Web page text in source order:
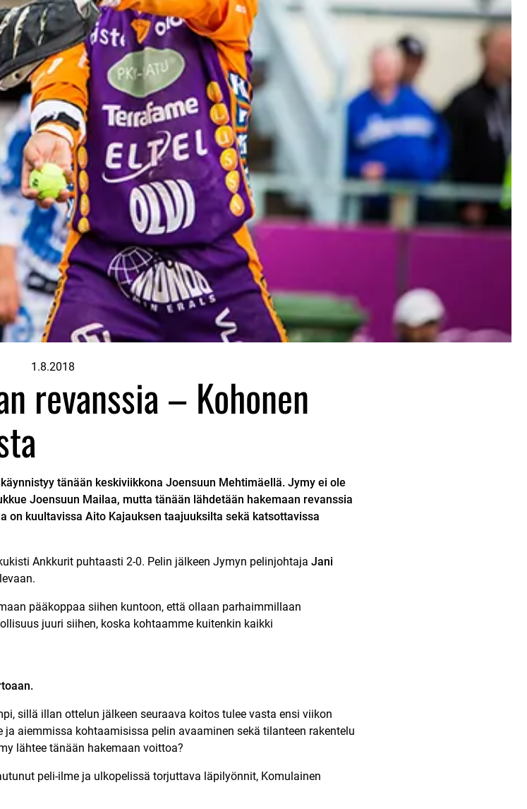
1.8.2018
revanssia – Kohonen
tänään keskiviikkona Joensuun Mehtimäellä. Jymy ei ole
Joensuun Mailaa, mutta tänään lähdetään hakemaan revanssia
on kuultavissa Aito Kajauksen taajuuksilta sekä katsottavissa
Ankkurit puhtaasti 2-0. Pelin jälkeen Jymyn pelinjohtaja Jani
pääkoppaa siihen kuntoon, että ollaan parhaimmillaan
juuri siihen, koska kohtaamme kuitenkin kaikki
sillä illan ottelun jälkeen seuraava koitos tulee vasta ensi viikon
aiemmissa kohtaamisissa pelin avaaminen sekä tilanteen rakentelu
lähtee tänään hakemaan voittoa?
peli-ilme ja ulkopelissä torjuttava läpilyönnit, Komulainen